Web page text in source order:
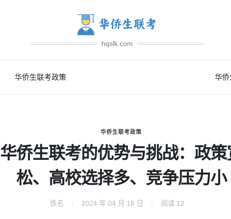
hqslk.com
华侨生联考政策 华侨
华侨生联考政策
华侨生联考的优势与挑战：政策
松、高校选择多、竞争压力小
佚名 2024 年 04 月 18 日 阅读 12